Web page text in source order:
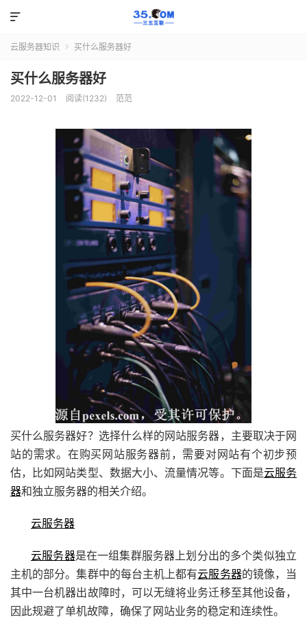

云服务器知识  买什么服务器好
买什么服务器好
2022-12-01 阅读(1232) 范范
买什么服务器好？选择什么样的网站服务器，主要取决于网
站的需求。在购买网站服务器前，需要对网站有个初步预
估，比如网站类型、数据大小、流量情况等。下面是云服务
器和独立服务器的相关介绍。
云服务器
云服务器是在一组集群服务器上划分出的多个类似独立
主机的部分。集群中的每台主机上都有云服务器的镜像，当
其中一台机器出故障时，可以无缝将业务迁移至其他设备，
因此规避了单机故障，确保了网站业务的稳定和连续性。